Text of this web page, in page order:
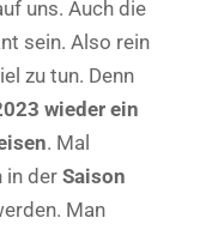
uns. Auch die
sein. Also rein
zu tun. Denn
wieder ein
. Mal
in der Saison
Man